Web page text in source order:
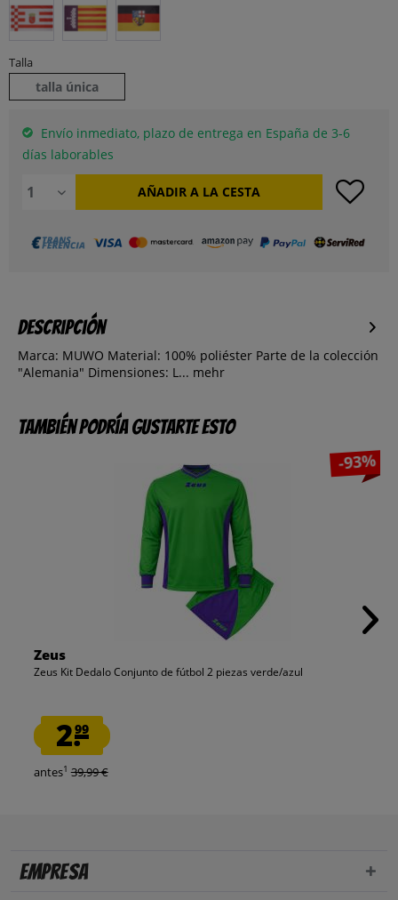
Talla
talla única
Envío inmediato, plazo de entrega en España de 3-6
días laborables
AÑADIR A LA CESTA
Descripción
Marca: MUWO Material: 100% poliéster Parte de la colección
"Alemania" Dimensiones: L... mehr
También podría gustarte esto
-93%
Zeus
Zeus Kit Dedalo Conjunto de fútbol 2 piezas verde/azul
2.99
antes1 39,99 €
Empresa